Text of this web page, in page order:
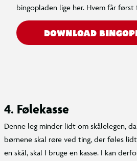
bingopladen lige her. Hvem får først
DOWNLOAD
4. Følekasse
Denne leg minder lidt om skålelegen,
børnene skal røre ved ting, der føles
en skål, skal I bruge en kasse. I kan